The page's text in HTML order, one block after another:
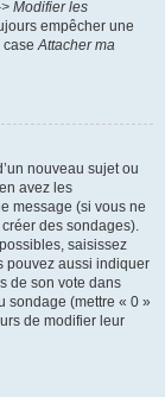
Modifier les
empêcher une
caseAttacher ma
nouveau sujet ou
avez les
message (si vous ne
des sondages).
saisissez
pouvez aussi indiquer
de son vote dans
sondage (mettre « 0 »
de modifier leur